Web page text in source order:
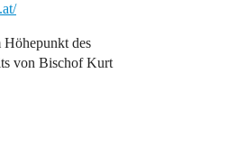
Höhepunkt des
von Bischof Kurt